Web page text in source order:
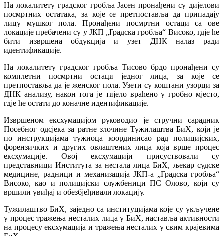
На локалитету градског гробља Јасен пронађени су дијелови
посмртних остатака, за које се претпоставља да припадају
лицу мушког пола. Пронађени посмртни остаци са ове
локације пребачени су у ЈКП „Градска гробља“ Високо, гдје ће
бити извршена обдукција и узет ДНК налаз ради
идентификације.
На локалитету градског гробља Тисово брдо пронађени су
комплетни посмртни остаци једног лица, за које се
претпоставља да је женског пола. Узети су коштани узорци за
ДНК анализу, након тога је тијело враћено у гробно мјесто,
гдје ће остати до коначне идентификације.
Извршеном ексхумацијом руководио је стручни сарадник
Посебног одсјека за ратне злочине Тужилаштва БиХ, који је
по инструкцијама тужиоца координисао рад полицијских,
форензичких и других овлаштених лица која врше процес
ексхумације. Овој ексхумацији присуствовали су
представници Института за нестала лица БиХ, љекар судске
медицине, радници и механизација ЈКП-а „Градска гробља“
Високо, као и полицијски службеници ПС Олово, који су
вршили увиђај и обезбјеђивали локацију.
Тужилаштво БиХ, заједно са институцијама које су укључене
у процес тражења несталих лица у БиХ, наставља активности
на процесу ексхумација и тражења несталих у свим крајевима